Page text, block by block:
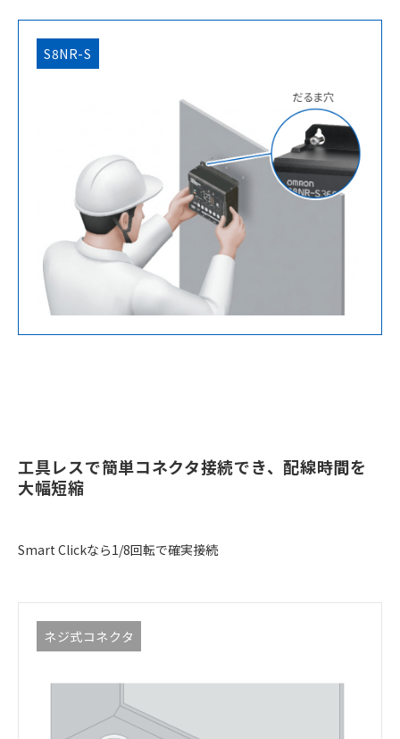
S8NR-S
工具レスで簡単コネクタ接続でき、配線時間を
大幅短縮
Smart Clickなら1/8回転で確実接続
ネジ式コネクタ